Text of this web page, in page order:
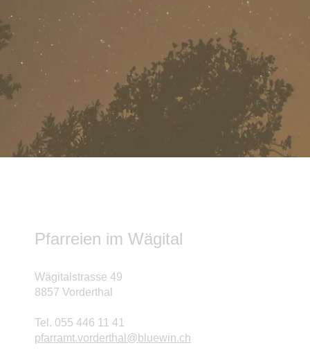
Pfarreien im Wägital
Wägitalstrasse 49
8857 Vorderthal
Tel. 055 446 11 41
pfarramt.vorderthal@bluewin.ch